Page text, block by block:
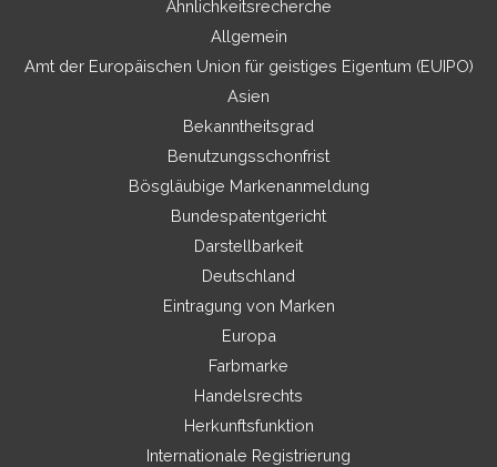
Ähnlichkeitsrecherche
Allgemein
Amt der Europäischen Union für geistiges Eigentum (EUIPO)
Asien
Bekanntheitsgrad
Benutzungsschonfrist
Bösgläubige Markenanmeldung
Bundespatentgericht
Darstellbarkeit
Deutschland
Eintragung von Marken
Europa
Farbmarke
Handelsrechts
Herkunftsfunktion
Internationale Registrierung